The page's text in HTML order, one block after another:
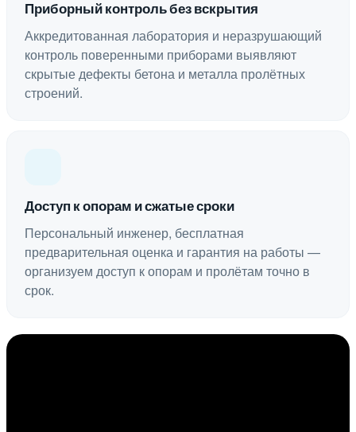
Приборный контроль без вскрытия
Аккредитованная лаборатория и неразрушающий
контроль поверенными приборами выявляют
скрытые дефекты бетона и металла пролётных
строений.
Доступ к опорам и сжатые сроки
Персональный инженер, бесплатная
предварительная оценка и гарантия на работы —
организуем доступ к опорам и пролётам точно в
срок.